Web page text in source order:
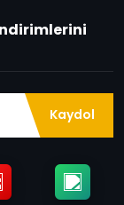
Kaydol